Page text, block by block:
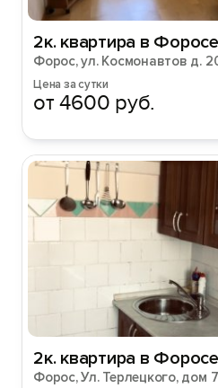
2к. квартира в Форосе
Форос, ул. Космонавтов д.
Цена за сутки
от 4600 руб.
2к. квартира в Форосе
Форос, Ул. Терлецкого, дом 7